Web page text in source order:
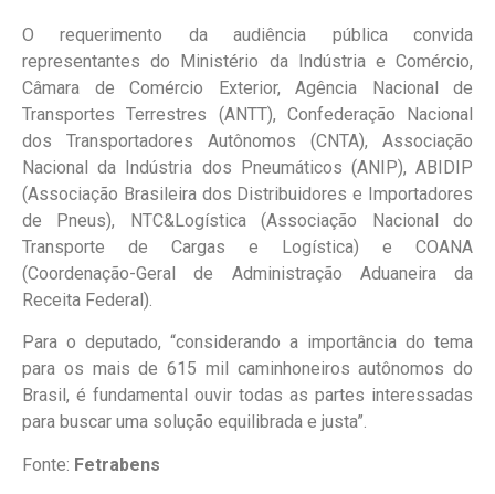
O requerimento da audiência pública convida
representantes do Ministério da Indústria e Comércio,
Câmara de Comércio Exterior, Agência Nacional de
Transportes Terrestres (ANTT), Confederação Nacional
dos Transportadores Autônomos (CNTA), Associação
Nacional da Indústria dos Pneumáticos (ANIP), ABIDIP
(Associação Brasileira dos Distribuidores e Importadores
de Pneus), NTC&Logística (Associação Nacional do
Transporte de Cargas e Logística) e COANA
(Coordenação-Geral de Administração Aduaneira da
Receita Federal).
Para o deputado, “considerando a importância do tema
para os mais de 615 mil caminhoneiros autônomos do
Brasil, é fundamental ouvir todas as partes interessadas
para buscar uma solução equilibrada e justa”.
Fonte: Fetrabens